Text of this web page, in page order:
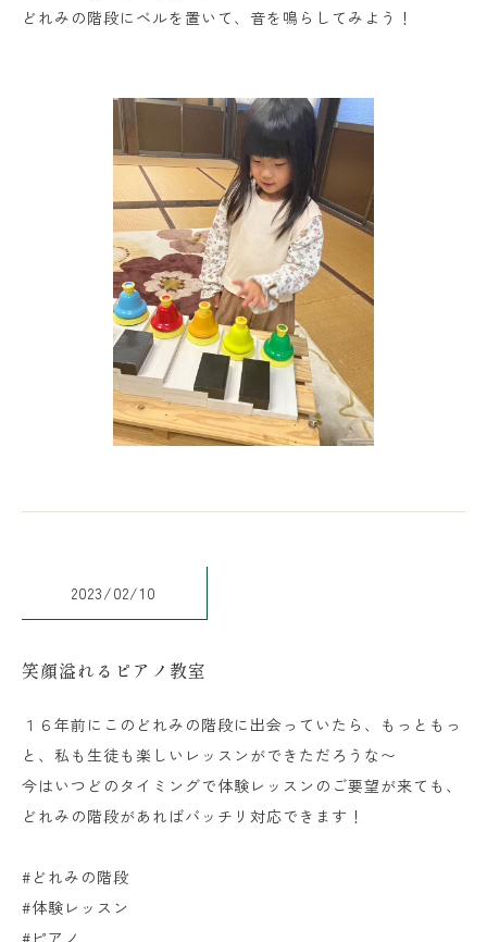
どれみの階段にベルを置いて、音を鳴らしてみよう！
2023/02/10
笑顔溢れるピアノ教室
１６年前にこのどれみの階段に出会っていたら、もっともっ
と、私も生徒も楽しいレッスンができただろうな〜
今はいつどのタイミングで体験レッスンのご要望が来ても、
どれみの階段があればバッチリ対応できます！
#どれみの階段
#体験レッスン
#ピアノ